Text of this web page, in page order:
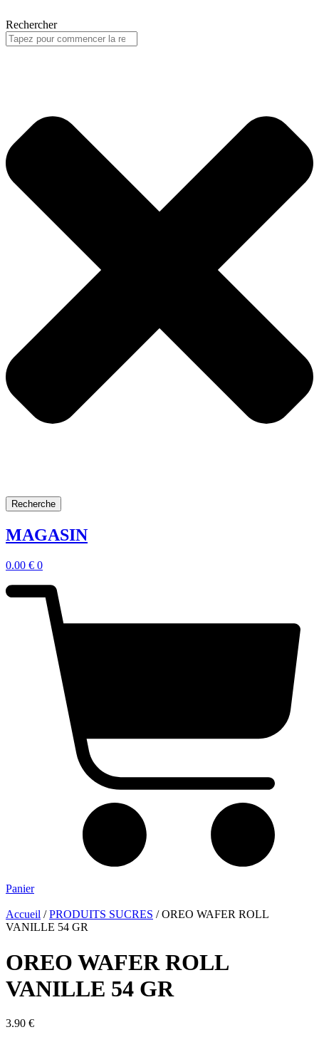
Rechercher
Recherche
MAGASIN
0.00 € 0
Panier
Accueil /PRODUITS SUCRES / OREO WAFER ROLL
VANILLE 54 GR
OREO WAFER ROLL
VANILLE 54 GR
3.90 €